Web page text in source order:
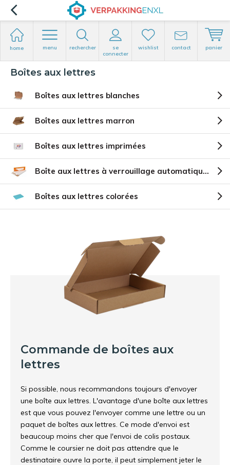
home menu rechercher
se
connecter
wishlist contact panier
Boîtes aux lettres
Boîtes aux lettres blanches
Boîtes aux lettres marron
Boîtes aux lettres imprimées
Boîte aux lettres à verrouillage automatique avec bande adhésive
Boîtes aux lettres colorées
Commande de boîtes aux
lettres
Si possible, nous recommandons toujours d'envoyer
une boîte aux lettres. L'avantage d'une boîte aux lettres
est que vous pouvez l'envoyer comme une lettre ou un
paquet de boîtes aux lettres. Ce mode d'envoi est
beaucoup moins cher que l'envoi de colis postaux.
Comme le coursier ne doit pas attendre que le
destinataire ouvre la porte, il peut simplement jeter le